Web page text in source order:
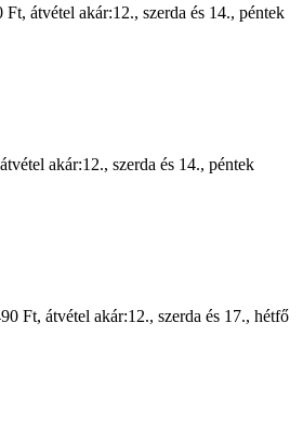
Ft, átvétel akár:12., szerda és 14., péntek
akár:12., szerda és 14., péntek
Ft, átvétel akár:12., szerda és 17., hétfő